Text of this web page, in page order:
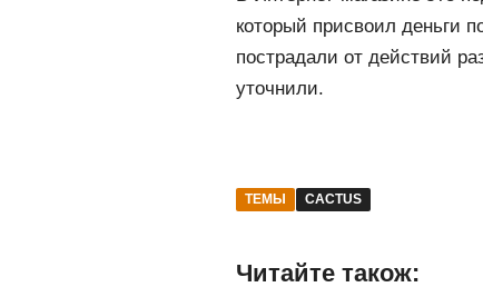
который присвоил деньги
пострадали от действий
уточнили.
ТЕМЫ CACTUS
Читайте також: